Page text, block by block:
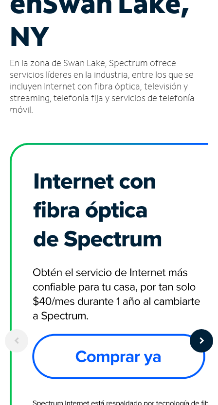
cuenta
Encuentra
tienda
NY
En la zona de Swan Lake, Spectrum ofrece
servicios líderes en la industria, entre los que se
incluyen Internet con fibra óptica, televisión y
streaming, telefonía fija y servicios de telefonía
móvil.